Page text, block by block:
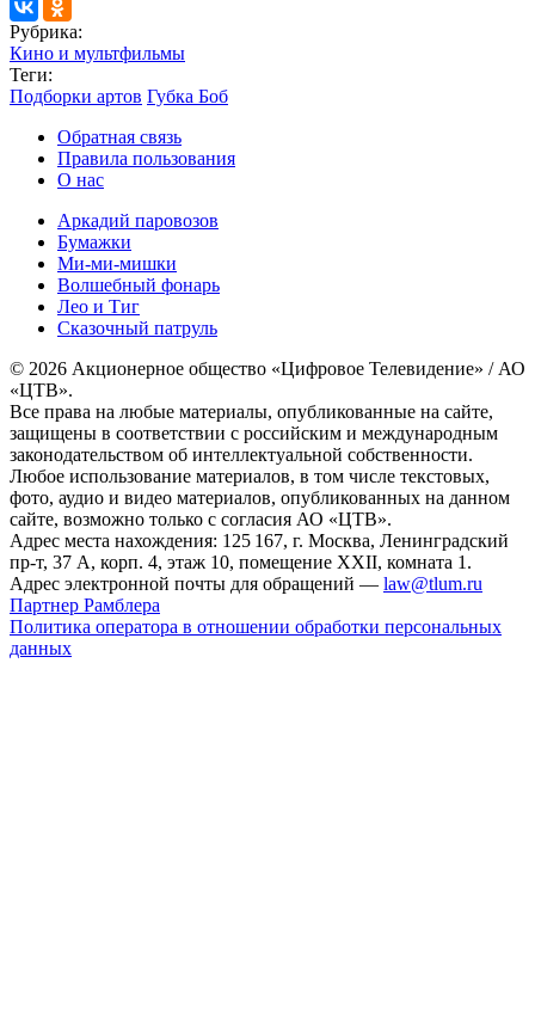
Рубрика:
Кино и мультфильмы
Теги:
Подборки артов Губка Боб
Обратная связь
Правила пользования
О нас
Аркадий паровозов
Бумажки
Ми-ми-мишки
Волшебный фонарь
Лео и Тиг
Сказочный патруль
© 2026 Акционерное общество «Цифровое Телевидение» / АО
«ЦТВ».
Все права на любые материалы, опубликованные на сайте,
защищены в соответствии с российским и международным
законодательством об интеллектуальной собственности.
Любое использование материалов, в том числе текстовых,
фото, аудио и видео материалов, опубликованных на данном
сайте, возможно только с согласия АО «ЦТВ».
Адрес места нахождения: 125 167, г. Москва, Ленинградский
пр-т, 37 А, корп. 4, этаж 10, помещение XXII, комната 1.
Адрес электронной почты для обращений — law@tlum.ru
Партнер Рамблера
Политика оператора в отношении обработки персональных
данных